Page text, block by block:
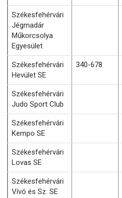
Székesfehérvári
Jégmadár
Műkorcsolya
Egyesület
Székesfehérvári
Hevület SE
340-678
Székesfehérvári
Judo Sport Club
Székesfehérvári
Kempo SE
Székesfehérvári
Lovas SE
Székesfehérvári
Vívó és Sz. SE